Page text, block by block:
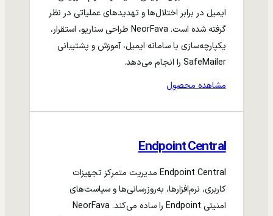
ایمیل در برابر اختلال‌ها و تهدیدهای عملیاتی در نظر
گرفته شده است. NeorFava طراحی سناریو، استقرار،
یکپارچه‌سازی با سامانه ایمیل، آموزش و پشتیبانی
SafeMailer را انجام می‌دهد.
مشاهده محصول
Endpoint Central
Endpoint Central مدیریت متمرکز تجهیزات
کاربری، نرم‌افزارها، به‌روزرسانی‌ها و سیاست‌های
امنیتی Endpoint را ساده می‌کند. NeorFava